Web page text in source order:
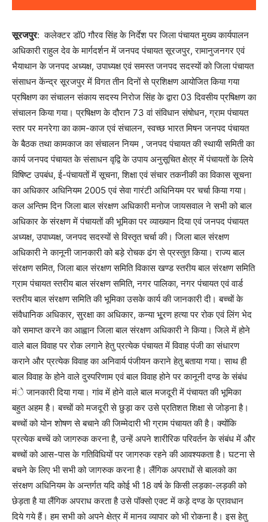
सूरजपुर: कलेक्टर डॉ0 गौरव सिंह के निर्देश पर जिला पंचायत मुख्य कार्यपालन
अधिकारी राहुल देव के मार्गदर्शन में जनपद पंचायत सूरजपुर, रामानुजनगर एवं
भैयाथान के जनपद अध्यक्ष, उपाध्यक्ष एवं समस्त जनपद सदस्यों को जिला पंचायत
संसाधन केंन्द्र सूरजपुर में विगत तीन दिनों से प्रशिक्षण आयोजित किया गया
प्रषिक्षण का संचालन संकाय सदस्य निरोज सिंह के द्वारा 03 दिवसीय प्रषिक्षण का
संचालन किया गया। प्रषिक्षण के दौरान 73 वां संविधान संषोधन, ग्राम पंचायत
स्तर पर मनरेगा का काम-काज एवं संचालन, स्वच्छ भारत मिषन जनपद पंचायत
के बैठक तथा कामकाज का संचालन नियम , जनपद पंचायत की स्थायी समिती का
कार्य जनपद पंचायत के संसाधन वृद्वि के उपाय अनुसूचित क्षेत्र में पंचायतों के लिये
विषिष्ट उपबंध, ई-पंचायतों में सूचना, शिक्षा एवं संचार तकनीकी का विकास सूचना
का अधिकार अधिनियम 2005 एवं सेवा गारंटी अधिनियम पर चर्चा किया गया।
कल अन्तिम दिन जिला बाल संरक्षण अधिकारी मनोज जायसवाल ने सभी को बाल
अधिकार के संरक्षण में पंचायतों की भूमिका पर व्याख्यान दिया एवं जनपद पंचायत
अध्यक्ष, उपाध्यक्ष, जनपद सदस्यों से विस्तृत चर्चा की। जिला बाल संरक्षण
अधिकारी ने कानूनी जानकारी को बड़े रोचक ढंग से प्रस्तुत किया। राज्य बाल
संरक्षण समित, जिला बाल संरक्षण समिति विकास खण्ड स्तरीय बाल संरक्षण समिति
ग्राम पंचायत स्तरीय बाल संरक्षण समिति, नगर पालिका, नगर पंचायत एवं वार्ड
स्तरीय बाल संरक्षण समिति की भूमिका उसके कार्य की जानकारी दी। बच्चों के
संवैधानिक अधिकार, सुरक्षा का अधिकार, कन्या भू्रण हत्या पर रोक एवं लिंग भेद
को समाप्त करने का आह्वान जिला बाल संरक्षण अधिकारी ने किया। जिले में होने
वाले बाल विवाह पर रोक लगाने हेतु प्रत्येक पंचायत में विवाह पंजी का संधारण
कराने और प्रत्येक विवाह का अनिवार्य पंजीयन कराने हेतु बताया गया। साथ ही
बाल विवाह के होने वाले दुस्परिणाम एवं बाल विवाह होने पर कानूनी दण्ड के संबंध
मंे जानकारी दिया गया। गांव में होने वाले बाल मजदूरी में पंचायत की भूमिका
बहुत अहम है। बच्चों को मजदूरी से छुड़ा कर उसे प्रतिशत शिक्षा से जोड़ना है।
बच्चों को योन शोषण से बचाने की जिम्मेदारी भी ग्राम पंचायत की है। क्योंकि
प्रत्येक बच्चें को जागरुक करना है, उन्हें अपने शारीरिक परिवर्तन के संबंध में और
बच्चों को आस-पास के गतिविधियों पर जागरुक रहने की आवश्यकता है। घटना से
बचने के लिए भी सभी को जागरुक करना है। लैंगिक अपराधों से बालको का
संरक्षण अधिनियम के अन्तर्गत यदि कोई भी 18 वर्ष के किसी लड़का-लड़की को
छेड़ता है या लैंगिक अपराध करता है उसे पॉक्सो एक्ट में कड़े दण्ड के प्रावधान
दिये गये हैं। हम सभी को अपने क्षेत्र में मानव व्यापार को भी रोकना है। इस हेतु